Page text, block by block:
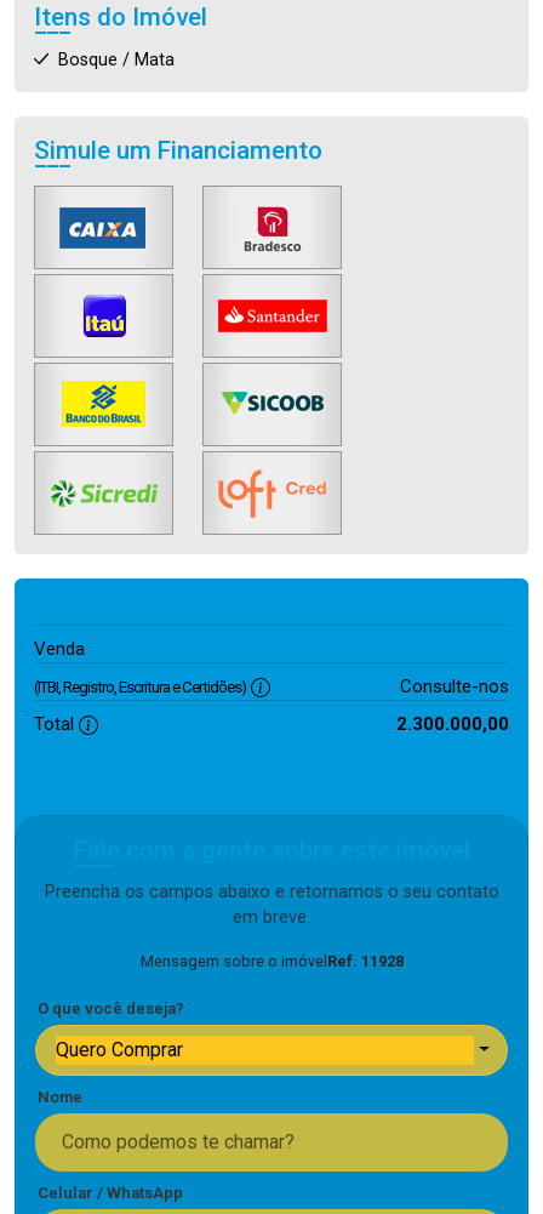
Itens do Imóvel
Bosque / Mata
Simule um Financiamento
Venda
(ITBI, Registro, Escritura e Certidões)
Consulte-nos
Total
2.300.000,00
Preencha os campos abaixo e retornamos o seu contato
em breve.
Mensagem sobre o imóvelRef. 11928
O que você deseja?
Quero Comprar
Nome
Celular / WhatsApp